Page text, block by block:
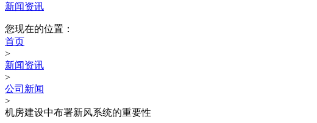
新闻资讯
您现在的位置：
首页
>
新闻资讯
>
公司新闻
>
机房建设中布署新风系统的重要性